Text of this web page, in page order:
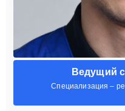
Ведущий
Специализация –